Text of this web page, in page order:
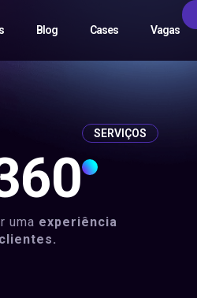
Blog Cases Vagas
SERVIÇOS
uma experiência